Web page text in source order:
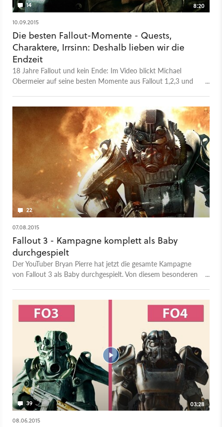
14
8:20
10.09.2015
Die besten Fallout-Momente - Quests,
Charaktere, Irrsinn: Deshalb lieben wir die
Endzeit
18 Jahre Fallout und kein Ende: Im Video blickt Michael
Obermeier auf seine besten Momente aus Fallout 1,2,3 und
22
07.08.2015
Fallout 3 - Kampagne komplett als Baby
durchgespielt
Der YouTuber Bryan Pierre hat jetzt die gesamte Kampagne
von Fallout 3 als Baby durchgespielt. Von diesem besonderen
39
03:28
08.06.2015